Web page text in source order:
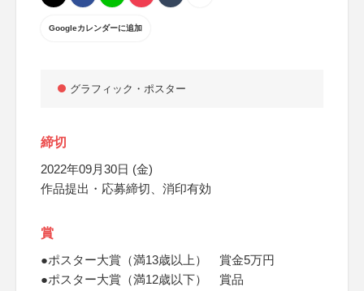
Googleカレンダーに追加
グラフィック・ポスター
締切
2022年09月30日 (金)
作品提出・応募締切、消印有効
賞
●ポスター大賞（満13歳以上） 賞金5万円
●ポスター大賞（満12歳以下） 賞品